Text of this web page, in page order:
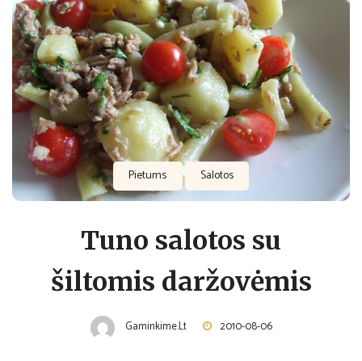
Pietums Salotos
Tuno salotos su
šiltomis daržovėmis
Gaminkime.lt 2010-08-06